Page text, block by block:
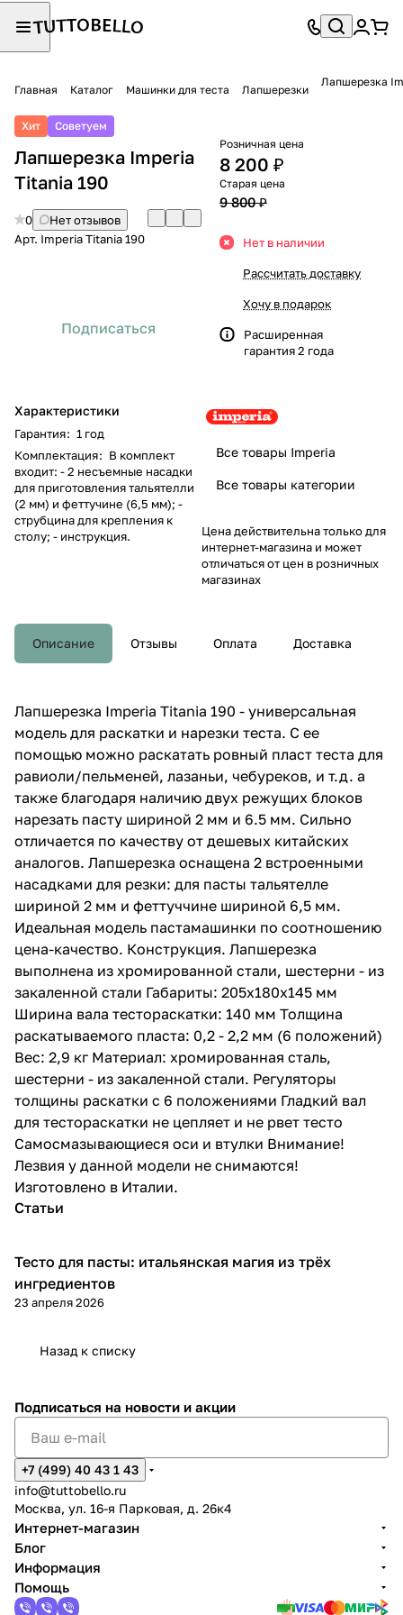
Главная Каталог Машинки для теста Лапшерезки
Лапшерезка
Хит Советуем
Лапшерезка Imperia
Titania 190
0
Нет отзывов
Арт. Imperia Titania 190
Подписаться
Характеристики
Гарантия: 1 год
Комплектация: В комплект
входит: - 2 несъемные насадки
для приготовления тальятелли
(2 мм) и феттучине (6,5 мм); -
струбцина для крепления к
столу; - инструкция.
Розничная цена
8 200 ₽
Старая цена
9 800 ₽
Нет в наличии
Рассчитать доставку
Хочу в подарок
Расширенная
гарантия 2 года
Все товары Imperia
Все товары категории
Цена действительна только для
интернет-магазина и может
отличаться от цен в розничных
магазинах
Описание Отзывы Оплата Доставка
Лапшерезка Imperia Titania 190 - универсальная
модель для раскатки и нарезки теста. С ее
помощью можно раскатать ровный пласт теста для
равиоли/пельменей, лазаньи, чебуреков, и т.д. а
также благодаря наличию двух режущих блоков
нарезать пасту шириной 2 мм и 6.5 мм. Сильно
отличается по качеству от дешевых китайских
аналогов. Лапшерезка оснащена 2 встроенными
насадками для резки: для пасты тальятелле
шириной 2 мм и феттуччине шириной 6,5 мм.
Идеальная модель пастамашинки по соотношению
цена-качество. Конструкция. Лапшерезка
выполнена из хромированной стали, шестерни - из
закаленной стали Габариты: 205х180х145 мм
Ширина вала тестораскатки: 140 мм Толщина
раскатываемого пласта: 0,2 - 2,2 мм (6 положений)
Вес: 2,9 кг Материал: хромированная сталь,
шестерни - из закаленной стали. Регуляторы
толщины раскатки с 6 положениями Гладкий вал
для тестораскатки не цепляет и не рвет тесто
Самосмазывающиеся оси и втулки Внимание!
Лезвия у данной модели не снимаются!
Изготовлено в Италии.
Статьи
Кухня
Тесто для пасты: итальянская магия из трёх
ингредиентов
23 апреля 2026
Назад к списку
Подписаться на новости и акции
+7 (499) 40 43 1 43
info@tuttobello.ru
Москва, ул. 16-я Парковая, д. 26к4
Интернет-магазин
Блог
Информация
Помощь